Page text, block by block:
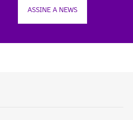
ASSINE A NEWS